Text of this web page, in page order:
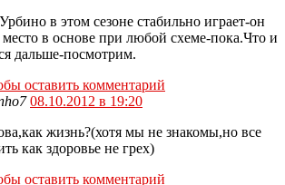
в этом сезоне стабильно играет-он
место в основе при любой схеме-пока.Что и
дальше-посмотрим.
оставить комментарий
08.10.2012 в 19:20
жизнь?(хотя мы не знакомы,но все
как здоровье не грех)
оставить комментарий